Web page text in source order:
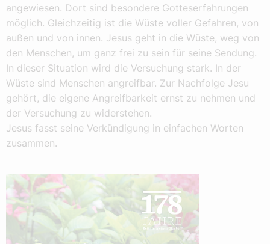
angewiesen. Dort sind besondere Gotteserfahrungen
möglich. Gleichzeitig ist die Wüste voller Gefahren, von
außen und von innen. Jesus geht in die Wüste, weg von
den Menschen, um ganz frei zu sein für seine Sendung.
In dieser Situation wird die Versuchung stark. In der
Wüste sind Menschen angreifbar. Zur Nachfolge Jesu
gehört, die eigene Angreifbarkeit ernst zu nehmen und
der Versuchung zu widerstehen.
Jesus fasst seine Verkündigung in einfachen Worten
zusammen.